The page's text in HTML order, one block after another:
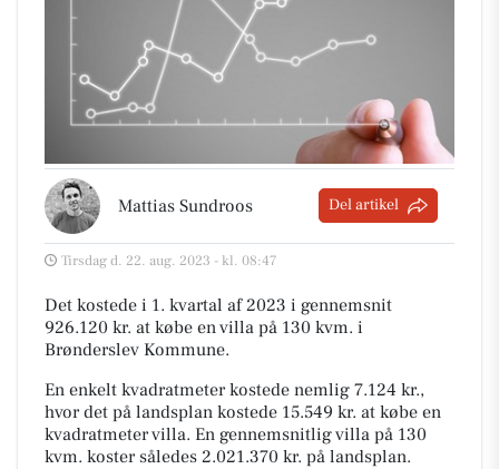
Mattias Sundroos Del artikel
Tirsdag d. 22. aug. 2023 - kl. 08:47
Det kostede i 1. kvartal af 2023 i gennemsnit
926.120 kr. at købe en villa på 130 kvm. i
Brønderslev Kommune.
En enkelt kvadratmeter kostede nemlig 7.124 kr.,
hvor det på landsplan kostede 15.549 kr. at købe en
kvadratmeter villa. En gennemsnitlig villa på 130
kvm. koster således 2.021.370 kr. på landsplan.